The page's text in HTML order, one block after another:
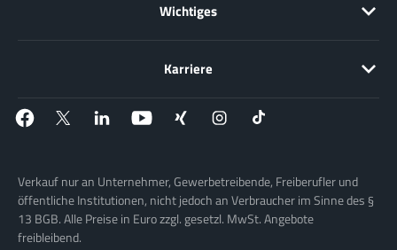
Wichtiges
Karriere
Verkauf nur an Unternehmer, Gewerbetreibende, Freiberufler und
öffentliche Institutionen, nicht jedoch an Verbraucher im Sinne des §
13 BGB. Alle Preise in Euro zzgl. gesetzl. MwSt. Angebote
freibleibend.